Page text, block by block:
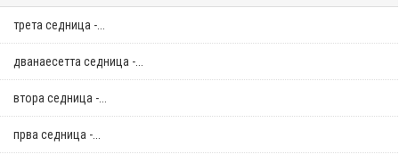
трета седница -...
дванаесетта седница -...
втора седница -...
прва седница -...